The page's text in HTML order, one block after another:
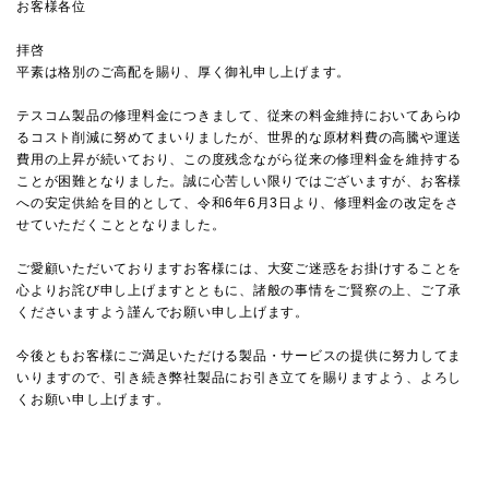
お客様各位
拝啓
平素は格別のご高配を賜り、厚く御礼申し上げます。
テスコム製品の修理料金につきまして、従来の料金維持においてあらゆ
るコスト削減に努めてまいりましたが、世界的な原材料費の高騰や運送
費用の上昇が続いており、この度残念ながら従来の修理料金を維持する
ことが困難となりました。誠に心苦しい限りではございますが、お客様
への安定供給を目的として、令和6年6 月3 日より、修理料金の改定をさ
せていただくこととなりました。
ご愛顧いただいておりますお客様には、大変ご迷惑をお掛けすることを
心よりお詫び申し上げますとともに、諸般の事情をご賢察の上、ご了承
くださいますよう謹んでお願い申し上げます。
今後ともお客様にご満足いただける製品・サービスの提供に努力してま
いりますので、引き続き弊社製品にお引き立てを賜りますよう、よろし
くお願い申し上げます。